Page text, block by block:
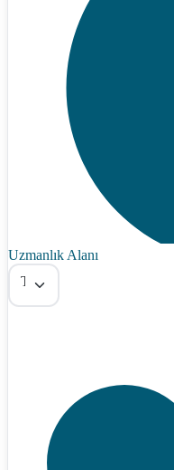
Uzmanlık Alanı
Tümü